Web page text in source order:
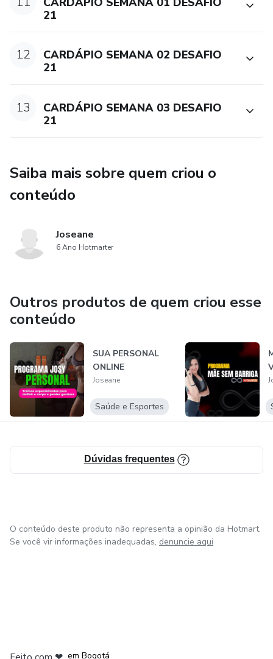
21
12
CARDÁPIO SEMANA 02 DESAFIO
21
13
CARDÁPIO SEMANA 03 DESAFIO
21
Saiba mais sobre quem criou o
conteúdo
Joseane
6 Ano Hotmarter
Outros produtos de quem criou esse
conteúdo
SUA PERSONAL
ONLINE
Joseane
Saúde e Esportes
Dúvidas frequentes
O conteúdo deste produto não representa a opinião da Hotmart.
Se você vir informações inadequadas, denuncie aqui
em Bogotá